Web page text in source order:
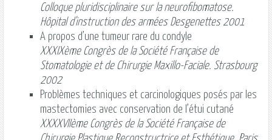
Colloque pluridisciplinaire sur la neurofibomatose.
Hôpital d'instruction des armées Desgenettes 2001
A propos d’une tumeur rare du condyle
XXXIXème Congrès de la Société Française de
Stomatologie et de Chirurgie Maxillo-Faciale. Strasbourg
2002
Problèmes techniques et carcinologiques posés par les
mastectomies avec conservation de l’étui cutané
XXXXVIIème Congrès de la Société Française de